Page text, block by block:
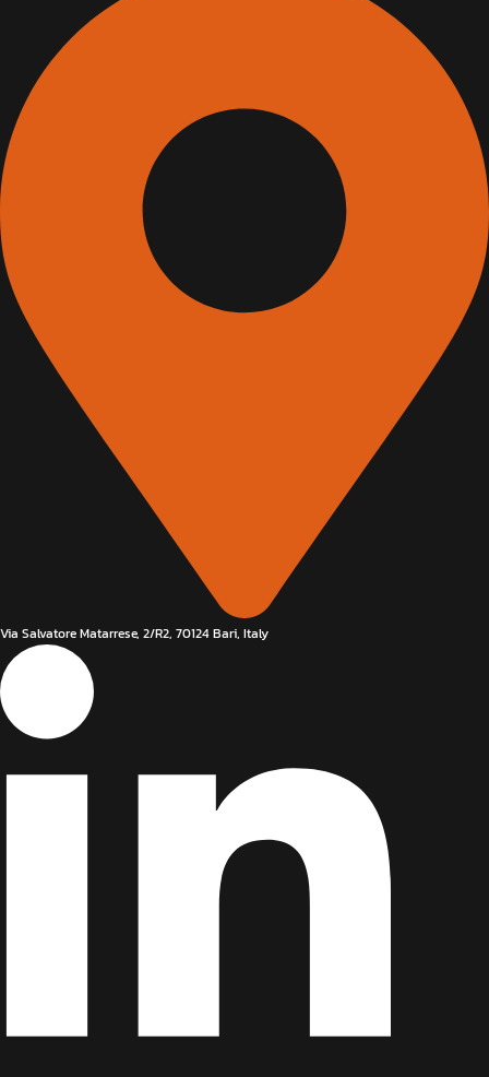
Via Salvatore Matarrese, 2/R2, 70124 Bari, Italy